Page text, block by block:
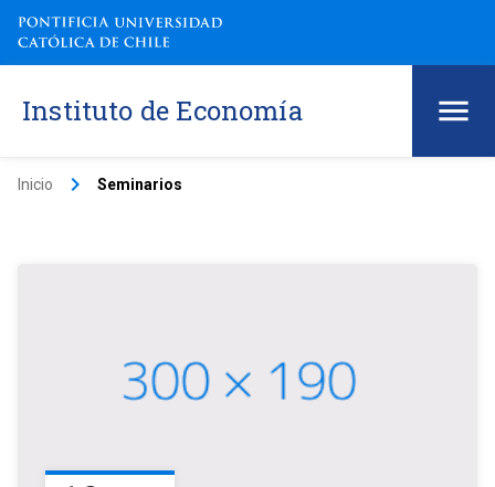
Instituto de Economía
Inicio keyboard_arrow_right Seminarios